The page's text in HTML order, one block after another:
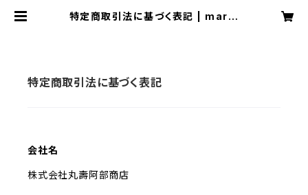
特定商取引法に基づく表記 | maruj
特定商取引法に基づく表記
会社名
株式会社丸壽阿部商店